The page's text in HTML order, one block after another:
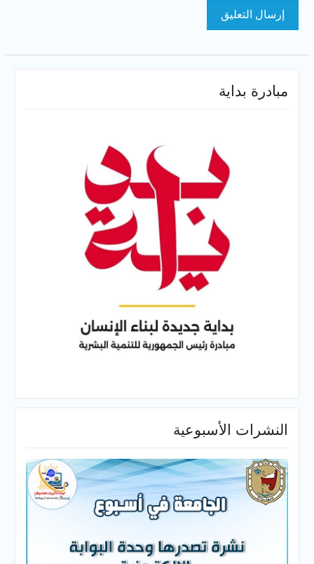
مبادرة بداية
النشرات الأسبوعية